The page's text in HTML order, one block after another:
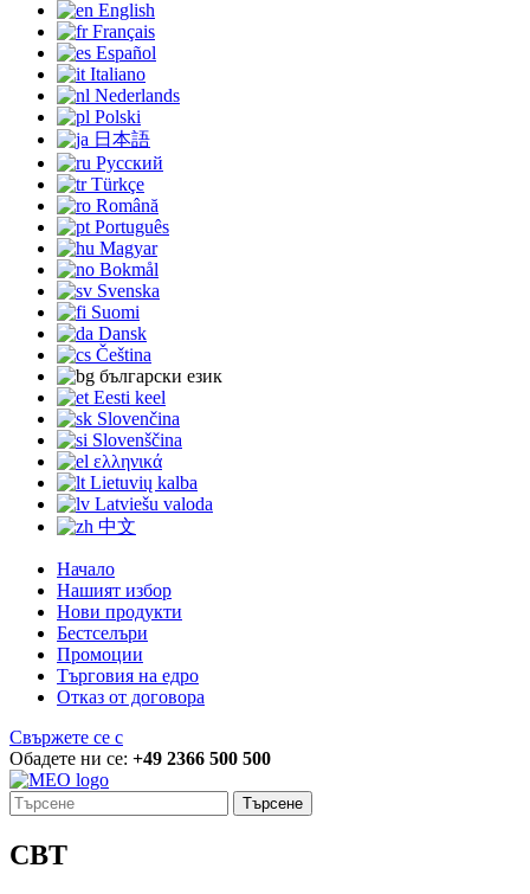
English
Français
Español
Italiano
Nederlands
Polski
日本語
Русский
Türkçe
Română
Português
Magyar
Bokmål
Svenska
Suomi
Dansk
Čeština
български език
Eesti keel
Slovenčina
Slovenščina
ελληνικά
Lietuvių kalba
Latviešu valoda
中文
Начало
Нашият избор
Нови продукти
Бестселъри
Промоции
Търговия на едро
Отказ от договора
Свържете се с
Обадете ни се: +49 2366 500 500
Търсене
CBT